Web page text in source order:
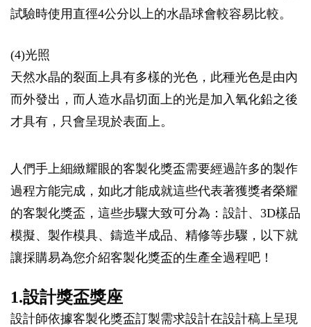
試驗時使用直徑4公分以上的水晶球會較容易比較。
(4)光照
天然水晶的裂面上具有多樣的光色，此種光色是由內
而外發出，而人造水晶切面上的光是加入氧化鉛之後
才具有，只會呈現於表面上。
人們手上細緻耀眼的客製化獎盃需要經過許多的製作
過程方能完成，如此才能成就這些代表著獲獎者榮耀
的客製化獎盃，這些步驟大致可分為：設計、3D樣品
模擬、製作模具、鑄造半成品、精修等步驟，以下就
讓採購易為您介紹客製化獎盃的生產全過程吧！
1.設計獎盃獎座
設計師依據客製化獎盃訂製需求設計在設計稿上呈現